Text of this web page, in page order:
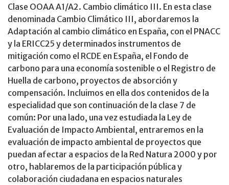
Clase OOAA A1/A2. Cambio climático III. En esta clase
denominada Cambio Climático III, abordaremos la
Adaptación al cambio climático en España, con el PNACC
y la ERICC25 y determinados instrumentos de
mitigación como el RCDE en España, el Fondo de
carbono para una economía sostenible o el Registro de
Huella de carbono, proyectos de absorción y
compensación. Incluimos en ella dos contenidos de la
especialidad que son continuación de la clase 7 de
común: Por una lado, una vez estudiada la Ley de
Evaluación de Impacto Ambiental, entraremos en la
evaluación de impacto ambiental de proyectos que
puedan afectar a espacios de la Red Natura 2000 y por
otro, hablaremos de la participación pública y
colaboración ciudadana en espacios naturales